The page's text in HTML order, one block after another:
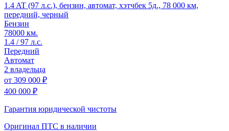
1.4 AT (97 л.с.), бензин, автомат, хэтчбек 5д., 78 000 км,
передний, черный
Бензин
78000 км.
1.4 / 97 л.с.
Передний
Автомат
2 владельца
от 309 000 ₽
400 000 ₽
Гарантия юридической чистоты
Оригинал ПТС в наличии